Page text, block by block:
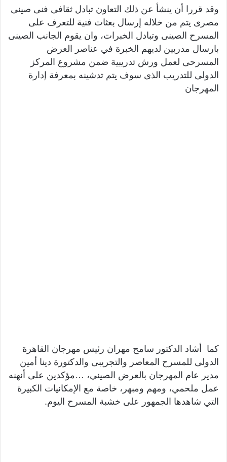
وقد قررا أن ينشأ عن ذلك التعاون تبادل ثقافى فنى صينى
مصرى يتم من خلاله إرسال بعثات فنية للتعرف على
المسرح الصينى وتبادل الخبرات، وان يقوم الجانب الصينى
بارسال مدربين لديهم الخبرة في عناصر العرض
المسرحى لعمل ورش تدريبية ضمن مشروع المركز
الدولى للتدريب الذى سوف يتم تدشينه بمعرفة إدارة
المهرجان
كما أشاد الدكتور سامح مهران رئيس مهرجان القاهرة
الدولى للمسرح المعاصر والتجريبى والدكتورة دينا أمين
مدير عام المهرجان بالعرض الصيني، …مؤكدين على أنهنه
عمل ملحمي، ومهم ومبهر، خاصة مع الإمكانيات الكبيرة
التي شاهدها الجمهور على خشبة المسرح اليوم.